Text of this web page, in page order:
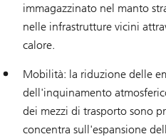
immagazzinato nel manto
nelle infrastrutture vicini
calore.
Mobilità: la riduzione delle
dell'inquinamento
dei mezzi di trasporto sono
concentra sull'espansione